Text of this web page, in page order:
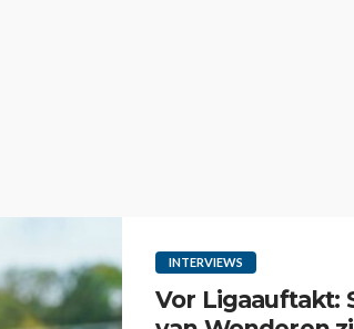
INTERVIEWS
Vor Ligaauftakt: